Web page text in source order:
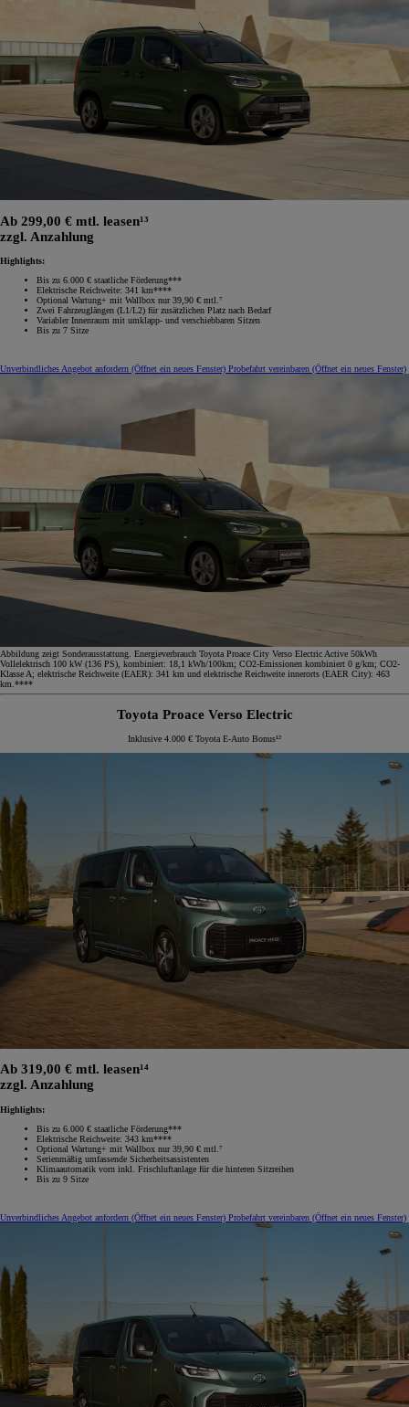
Ab 299,00 € mtl. leasen¹³
zzgl. Anzahlung
Highlights:
Bis zu 6.000 € staatliche Förderung***
Elektrische Reichweite: 341 km****
Optional Wartung+ mit Wallbox nur 39,90 € mtl.⁷
Zwei Fahrzeuglängen (L1/L2) für zusätzlichen Platz nach Bedarf
Variabler Innenraum mit umklapp‑ und verschiebbaren Sitzen
Bis zu 7 Sitze
Unverbindliches Angebot anfordern (Öffnet ein neues Fenster) Probefahrt vereinbaren (Öffnet ein neues Fenster)
Abbildung zeigt Sonderausstattung. Energieverbrauch Toyota Proace City Verso Electric Active 50kWh
Vollelektrisch 100 kW (136 PS), kombiniert: 18,1 kWh/100km; CO2-Emissionen kombiniert 0 g/km; CO2-
Klasse A; elektrische Reichweite (EAER): 341 km und elektrische Reichweite innerorts (EAER City): 463
km.****
Toyota Proace Verso Electric
Inklusive 4.000 € Toyota E-Auto Bonus¹²
Ab 319,00 € mtl. leasen¹⁴
zzgl. Anzahlung
Highlights:
Bis zu 6.000 € staatliche Förderung***
Elektrische Reichweite: 343 km****
Optional Wartung+ mit Wallbox nur 39,90 € mtl.⁷
Serienmäßig umfassende Sicherheitsassistenten
Klimaautomatik vorn inkl. Frischluftanlage für die hinteren Sitzreihen
Bis zu 9 Sitze
Unverbindliches Angebot anfordern (Öffnet ein neues Fenster) Probefahrt vereinbaren (Öffnet ein neues Fenster)